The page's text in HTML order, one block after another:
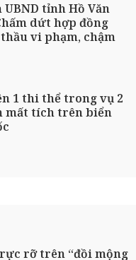
UBND tỉnh Hồ Văn
dứt hợp đồng
vi phạm, chậm
1 thi thể trong vụ 2
mất tích trên biển
rỡ trên “đồi mộng